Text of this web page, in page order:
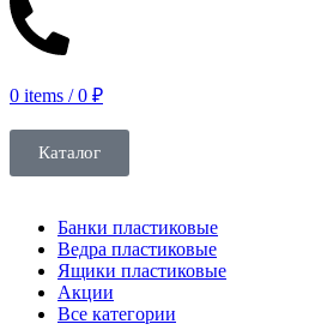
0 items / 0 ₽
Каталог
Банки пластиковые
Ведра пластиковые
Ящики пластиковые
Акции
Все категории